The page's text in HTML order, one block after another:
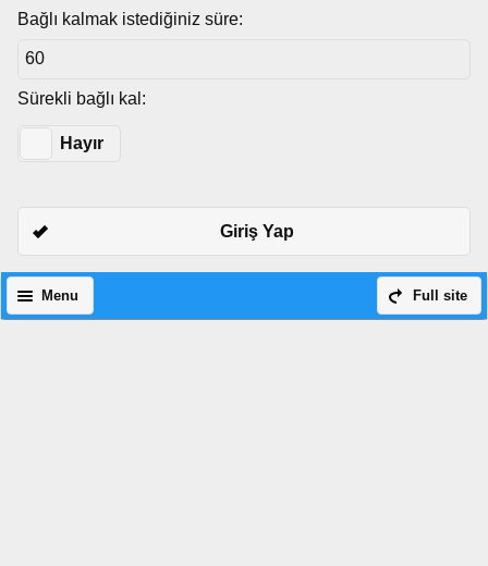
Bağlı kalmak istediğiniz süre:
Sürekli bağlı kal:
Hayır
Giriş Yap
Full site
Menu